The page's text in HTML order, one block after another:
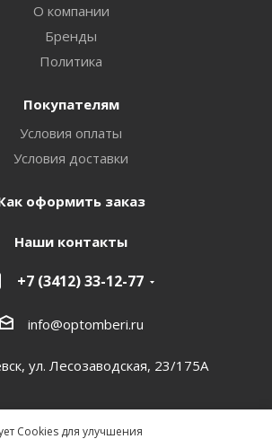
Cookies для улучшения
О компании
Бренды
Политика
Покупателям
Условия оплаты
Условия доставки
оформить заказ
Наши контакты
+7 (3412) 33-12-77
info@optomberi.ru
ул. Лесозаводская, 23/175А